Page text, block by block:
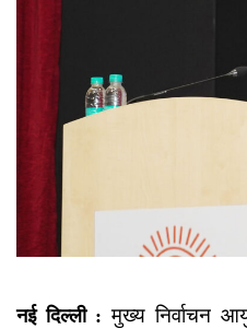
नई दिल्ली : मुख्य निर्वाचन